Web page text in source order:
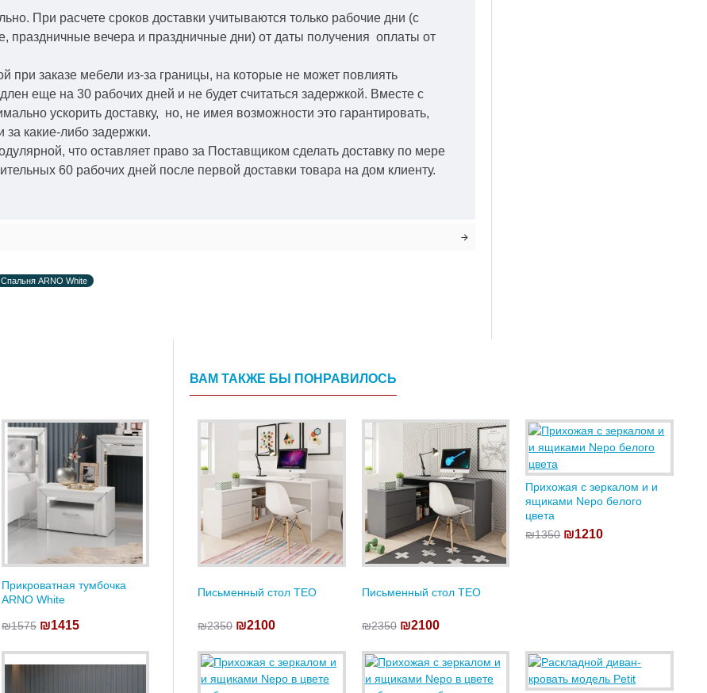
При расчете сроков доставки учитываются только рабочие дни (с
праздничные вечера и праздничные дни) от даты получения оплаты от
при заказе мебели из-за границы, на которые не может повлиять
еще на 30 рабочих дней и не будет считаться задержкой. Вместе с
ускорить доставку, но, не имея возможности это гарантировать,
за какие-либо задержки.
что оставляет право за Поставщиком сделать доставку по мере
60 рабочих дней после первой доставки товара на дом клиенту.
Спальня ARNO White
Прикроватная тумбочка
ARNO White
₪1575 ₪1415
ВАМ ТАКЖЕ БЫ ПОНРАВИЛОСЬ
Письменный стол TEO
₪2350 ₪2100
Письменный стол TEO
₪2350 ₪2100
Прихожая с зеркалом и и
ящиками Nepo белого
цвета
₪1350 ₪1210